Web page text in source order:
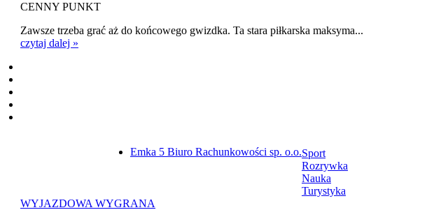
CENNY PUNKT
Zawsze trzeba grać aż do końcowego gwizdka. Ta stara piłkarska maksyma...
czytaj dalej »
Emka 5 Biuro Rachunkowości sp. o.o.Sport
Rozrywka
Nauka
Turystyka
WYJAZDOWA WYGRANA